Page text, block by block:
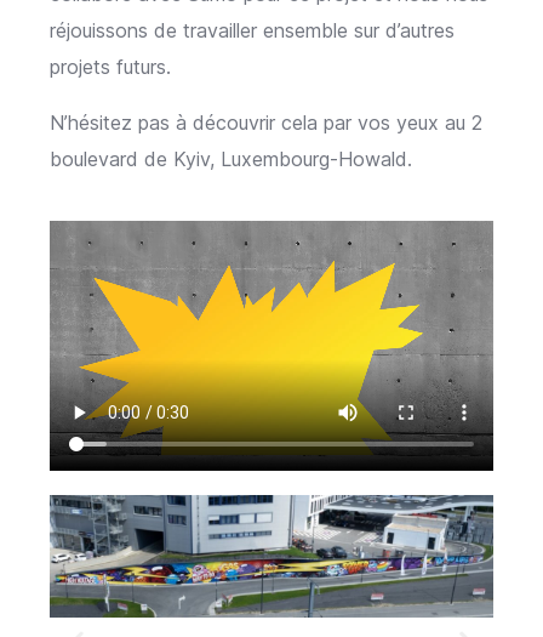
réjouissons de travailler ensemble sur d’autres
projets futurs.
N’hésitez pas à découvrir cela par vos yeux au 2
boulevard de Kyiv, Luxembourg-Howald.